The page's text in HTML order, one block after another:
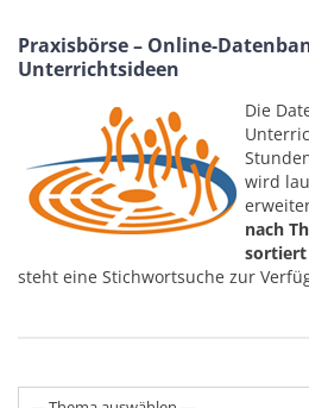
Praxisbörse – Online-
Unterrichtsideen
Die
wird
nach
sortiert
steht eine Stichwortsuche zur